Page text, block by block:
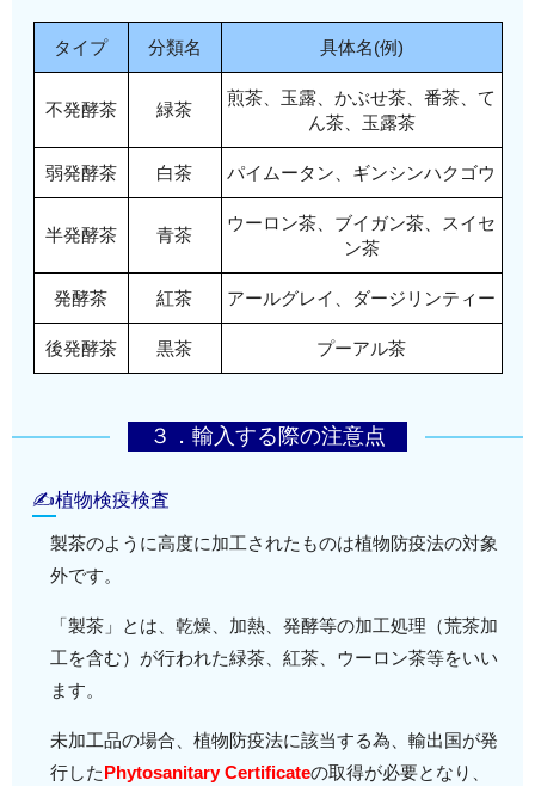
タイプ 分類名 具体名(例)
不発酵茶 緑茶
煎茶、玉露、かぶせ茶、番茶、て
ん茶、玉露茶
弱発酵茶 白茶 パイムータン、ギンシンハクゴウ
半発酵茶 青茶
ウーロン茶、ブイガン茶、スイセ
ン茶
発酵茶 紅茶 アールグレイ、ダージリンティー
後発酵茶 黒茶 プーアル茶
３．輸入する際の注意点
✍植物検疫検査
製茶のように高度に加工されたものは植物防疫法の対象
外です。
「製茶」とは、乾燥、加熱、発酵等の加工処理（荒茶加
工を含む）が行われた緑茶、紅茶、ウーロン茶等をいい
ます。
未加工品の場合、植物防疫法に該当する為、輸出国が発
行したPhytosanitary Certificateの取得が必要となり、